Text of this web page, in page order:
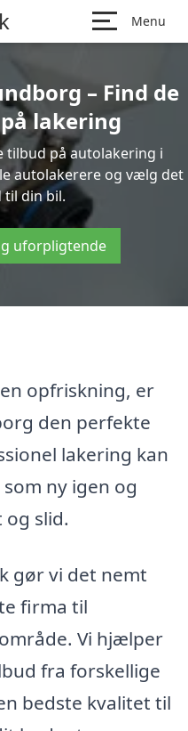
Menu
– Find de
lakering
tilbud på autolakering i
autolakerere og vælg det
til din bil.
uforpligtende
opfriskning, er
den perfekte
lakering kan
ny igen og
slid.
gør vi det nemt
firma til
Vi hjælper
fra forskellige
bedste kvalitet til